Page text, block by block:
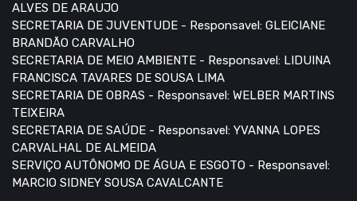
ALVES DE ARAUJO
SECRETARIA DE JUVENTUDE - Responsavel: GLEICIANE
BRANDÃO CARVALHO
SECRETARIA DE MEIO AMBIENTE - Responsavel: LIDUINA
FRANCISCA TAVARES DE SOUSA LIMA
SECRETARIA DE OBRAS - Responsavel: WELBER MARTINS
TEIXEIRA
SECRETARIA DE SAÚDE - Responsavel: YVANNA LOPES
CARVALHAL DE ALMEIDA
SERVIÇO AUTÔNOMO DE ÁGUA E ESGOTO - Responsavel:
MARCIO SIDNEY SOUSA CAVALCANTE